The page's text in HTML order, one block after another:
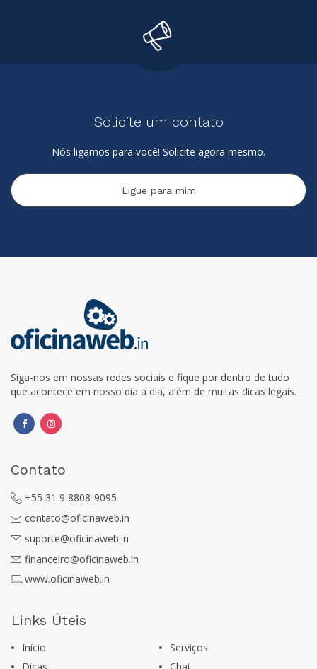
Solicite um contato
Nós ligamos para você! Solicite agora mesmo.
Ligue para mim
Siga-nos em nossas redes sociais e fique por dentro de tudo
que acontece em nosso dia a dia, além de muitas dicas legais.
Contato
+55 31 9 8808-9095
contato@oficinaweb.in
suporte@oficinaweb.in
financeiro@oficinaweb.in
www.oficinaweb.in
Links Úteis
Início
Serviços